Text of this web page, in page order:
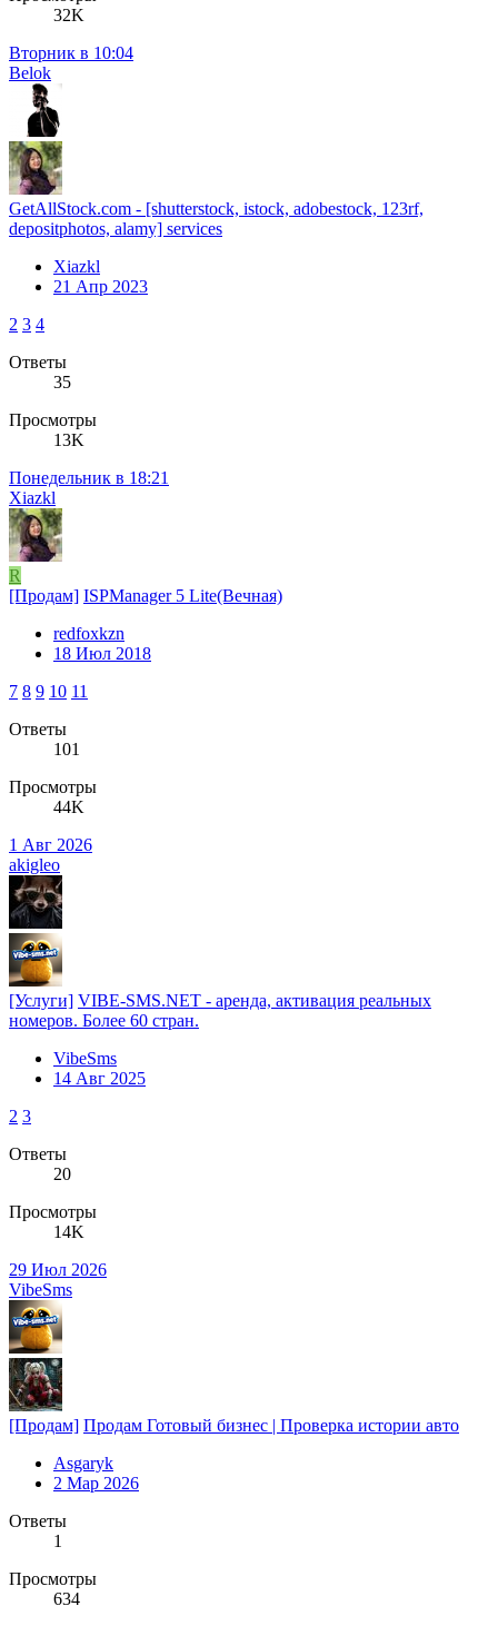
32K
Вторник в 10:04
Belok
GetAllStock.com - [shutterstock, istock, adobestock, 123rf,
depositphotos, alamy] services
Xiazkl
21 Апр 2023
2 3 4
Ответы
35
Просмотры
13K
Понедельник в 18:21
Xiazkl
R
[Продам] ISPManager 5 Lite(Вечная)
redfoxkzn
18 Июл 2018
7 8 9 10 11
Ответы
101
Просмотры
44K
1 Авг 2026
akigleo
[Услуги] VIBE-SMS.NET - аренда, активация реальных
номеров. Более 60 стран.
VibeSms
14 Авг 2025
2 3
Ответы
20
Просмотры
14K
29 Июл 2026
VibeSms
[Продам] Продам Готовый бизнес | Проверка истории авто
Asgaryk
2 Мар 2026
Ответы
1
Просмотры
634